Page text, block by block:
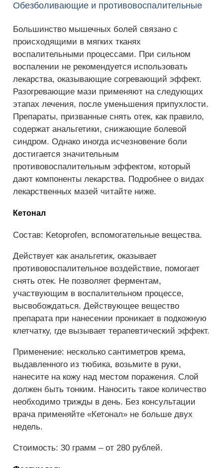
Обезболивающие и противовоспалительные
Большинство мышечных болей связано с
происходящими в мягких тканях
воспалительными процессами. При сильном
воспалении не рекомендуется использовать
лекарства, оказывающие согревающий эффект.
Разогревающие мази применяют на следующих
этапах лечения, после уменьшения припухлости.
Препараты, призванные снять отек, как правило,
содержат анальгетики, снижающие болевой
синдром. Однако иногда исчезновение боли
достигается значительным
противовоспалительным эффектом, который
дают компоненты лекарства. Подробнее о видах
лекарственных мазей читайте ниже.
Кетонал
Состав: Ketoprofen, вспомогательные вещества.
Действует как анальгетик, оказывает
противовоспалительное воздействие, помогает
снять отек. Не позволяет ферментам,
участвующим в воспалительном процессе,
высвобождаться. Действующее вещество
препарата при нанесении проникает в подкожную
клетчатку, где вызывает терапевтический эффект.
Применение: несколько сантиметров крема,
выдавленного из тюбика, возьмите в руки,
нанесите на кожу над местом поражения. Слой
должен быть тонким. Наносить такое количество
необходимо трижды в день. Без консультации
врача применяйте «Кетонал» не больше двух
недель.
Стоимость: 30 грамм – от 280 рублей.